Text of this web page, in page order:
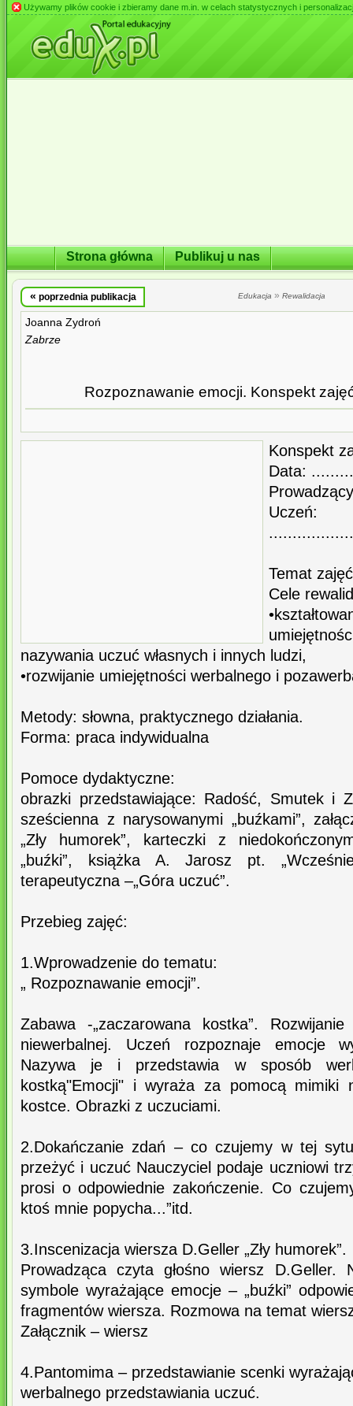
Używamy plików cookie i zbieramy dane m.in. w celach statystycznych i
Strona główna Publikuj u nas
« poprzednia publikacja Edukacja » Rewalidacja
Joanna Zydroń
Zabrze
Rozpoznawanie emocji. Konspekt
Konspekt
Data:
Uczeń:
Temat
Cele
nazywania uczuć własnych i innych ludzi,
•rozwijanie umiejętności werbalnego i
Metody: słowna, praktycznego działania.
Forma: praca indywidualna
Pomoce dydaktyczne:
obrazki przedstawiające: Radość, Smutek i
sześcienna z narysowanymi „buźkami”,
„Zły humorek”, karteczki z
„buźki”, książka A. Jarosz pt.
terapeutyczna –„Góra uczuć”.
Przebieg zajęć:
1.Wprowadzenie do tematu:
„ Rozpoznawanie emocji”.
Zabawa -„zaczarowana kostka”.
niewerbalnej. Uczeń rozpoznaje emocje
Nazywa je i przedstawia w sposób
kostką"Emocji" i wyraża za pomocą mimiki
kostce. Obrazki z uczuciami.
2.Dokańczanie zdań – co czujemy w tej
przeżyć i uczuć Nauczyciel podaje uczniowi
prosi o odpowiednie zakończenie. Co
ktoś mnie popycha...”itd.
3.Inscenizacja wiersza D.Geller „Zły humorek”.
Prowadząca czyta głośno wiersz D.Geller.
symbole wyrażające emocje – „buźki”
fragmentów wiersza. Rozmowa na temat
Załącznik – wiersz
4.Pantomima – przedstawianie scenki
werbalnego przedstawiania uczuć.